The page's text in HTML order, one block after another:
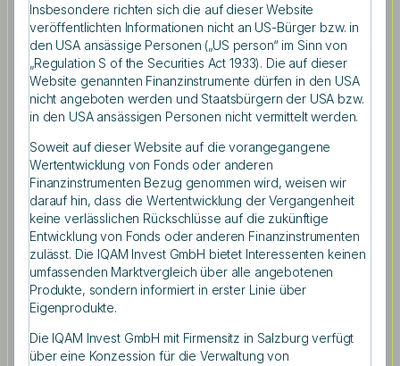
Im Rahmen der 50. Jahrestagung der European Finance
Association (EFA) in Amsterdam wurde heuer bereits
zum 13. Mal in Folge der IQAM Best Paper Prize für
herausragende wissenschaftliche Arbeiten verliehen.
„Der IQAM Best Paper Prize ging in diesem Jahr an
Christian Lundblad für ihre Arbeit ‘How Does Human
Capital Affect Investing? Evidence from University
Endowments’”, so Univ.-Prof. Dr. Dr.h.c. Josef Zechner,
Wissenschaftliche Leitung des IQAM Research Centers.
Die vier Autoren sind jeweils an US-Universitäten
beschäftigt: University of Missouri, University of Virginia
und University of North Carolina at Chapel Hill.
Insbesondere richten sich die auf dieser Website
veröffentlichten Informationen nicht an US-Bürger bzw. in
den USA ansässige Personen („US person“ im Sinn von
„Regulation S of the Securities Act 1933). Die auf dieser
Website genannten Finanzinstrumente dürfen in den USA
nicht angeboten werden und Staatsbürgern der USA bzw.
in den USA ansässigen Personen nicht vermittelt werden.
Soweit auf dieser Website auf die vorangegangene
Wertentwicklung von Fonds oder anderen
Finanzinstrumenten Bezug genommen wird, weisen wir
darauf hin, dass die Wertentwicklung der Vergangenheit
keine verlässlichen Rückschlüsse auf die zukünftige
Entwicklung von Fonds oder anderen Finanzinstrumenten
zulässt. Die IQAM Invest GmbH bietet Interessenten keinen
umfassenden Marktvergleich über alle angebotenen
Produkte, sondern informiert in erster Linie über
Eigenprodukte.
Die IQAM Invest GmbH mit Firmensitz in Salzburg verfügt
über eine Konzession für die Verwaltung von